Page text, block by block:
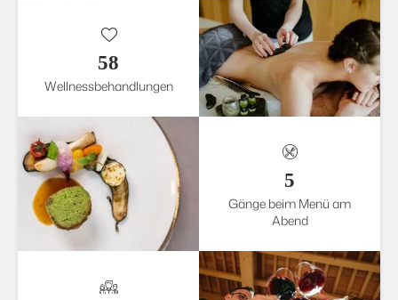
58
Wellnessbehandlungen
5
Gänge beim Menü am
Abend